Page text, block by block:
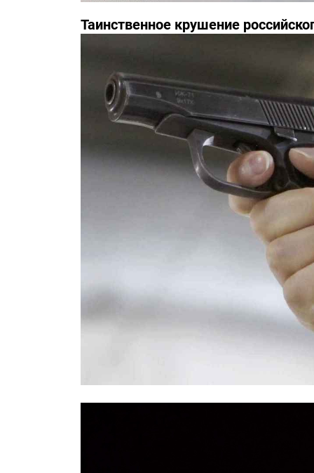
Таинственное крушение
Правоохранители назвали